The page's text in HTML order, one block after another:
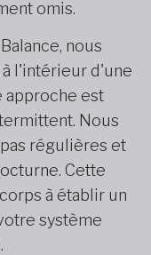
omis.
nous
l'intérieur d'une
approche est
Nous
régulières et
Cette
à établir un
système